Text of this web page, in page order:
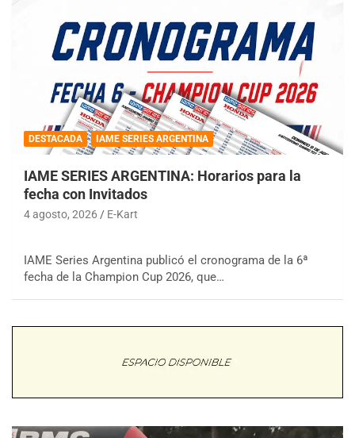
DESTACADA IAME SERIES ARGENTINA
IAME SERIES ARGENTINA: Horarios para la
fecha con Invitados
4 agosto, 2026 E-Kart
IAME Series Argentina publicó el cronograma de la 6ª
fecha de la Champion Cup 2026, que…